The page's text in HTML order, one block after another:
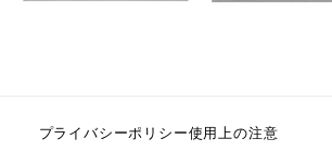
プライバシーポリシー使用上の注意